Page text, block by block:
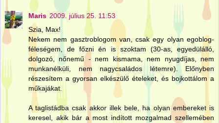
Maris 2009. július 25. 11:53
Szia, Max!
Nekem nem gasztroblogom van, csak egy olyan egoblog-
féleségem, de főzni én is szoktam (30-as, egyedülálló,
dolgozó, nőnemű - nem kismama, nem nyugdíjas, nem
munkanélküli, nem nagycsaládos létemre). Előnyben
részesítem a gyorsan elkészülő ételeket, és bojkottálom a
műkajákat.
A taglistádba csak akkor illek bele, ha olyan embereket is
keresel, akik bár a most indított mozgalmad szellemében